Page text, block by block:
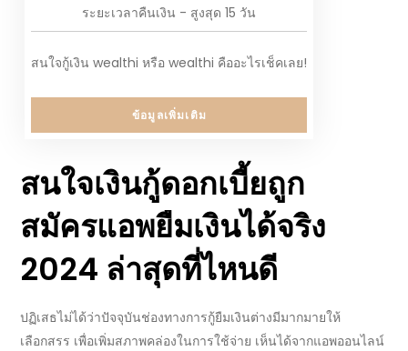
ระยะเวลาคืนเงิน - สูงสุด 15 วัน
สนใจกู้เงิน wealthi หรือ wealthi คืออะไรเช็คเลย!
ข้อมูลเพิ่มเติม
สนใจเงินกู้ดอกเบี้ยถูก
สมัครแอพยืมเงินได้จริง
2024 ล่าสุดที่ไหนดี
ปฏิเสธไม่ได้ว่าปัจจุบันช่องทางการกู้ยืมเงินต่างมีมากมายให้
เลือกสรร เพื่อเพิ่มสภาพคล่องในการใช้จ่าย เห็นได้จากแอพออนไลน์